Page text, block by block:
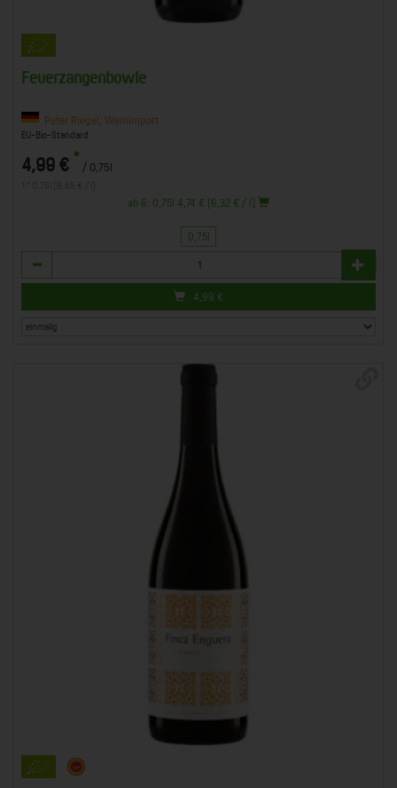
Feuerzangenbowle
Peter Riegel, Weinimport
EU-Bio-Standard
4,99 € * / 0,75l
ab 6: 0,75l 4,74 € (6,32 € / l)
0,75l
Anzahl
4,99 €